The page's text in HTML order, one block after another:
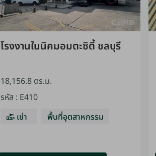
โรงงานในนิคมอมตะซิตี้ ชลบุรี
18,156.8 ตร.ม.
รหัส : E410
เช่า
พื้นที่อุตสาหกรรม